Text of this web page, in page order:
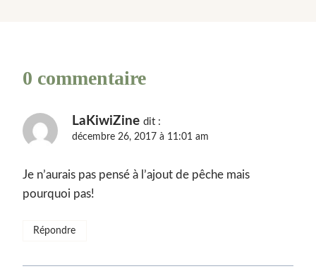
0 commentaire
LaKiwiZine dit :
décembre 26, 2017 à 11:01 am
Je n’aurais pas pensé à l’ajout de pêche mais
pourquoi pas!
Répondre